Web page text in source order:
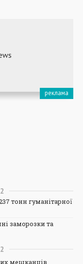
тонн гуманітарної
заморозки та
мешканців